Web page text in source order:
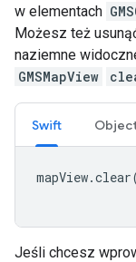
w elementach
Możesz też
naziemne
GMSMapView
Swift
mapView.clear
Jeśli chcesz